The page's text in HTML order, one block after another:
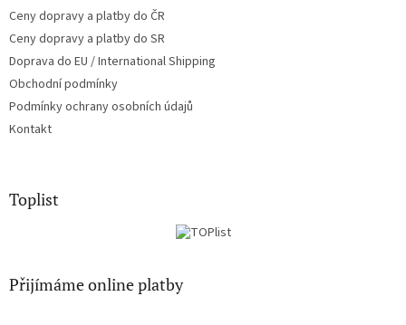
Ceny dopravy a platby do ČR
Ceny dopravy a platby do SR
Doprava do EU / International Shipping
Obchodní podmínky
Podmínky ochrany osobních údajů
Kontakt
Toplist
Přijímáme online platby